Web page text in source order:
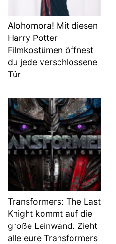
Alohomora! Mit diesen
Harry Potter
Filmkostümen öffnest
du jede verschlossene
Tür
Transformers: The Last
Knight kommt auf die
große Leinwand. Zieht
alle eure Transformers